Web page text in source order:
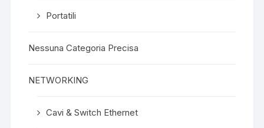
Portatili
Nessuna Categoria Precisa
NETWORKING
Cavi & Switch Ethernet